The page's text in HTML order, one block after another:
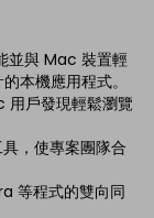
並與 Mac 裝置輕
本機應用程式。
用戶發現輕鬆瀏覽
，使專案團隊合
等程式的雙向同